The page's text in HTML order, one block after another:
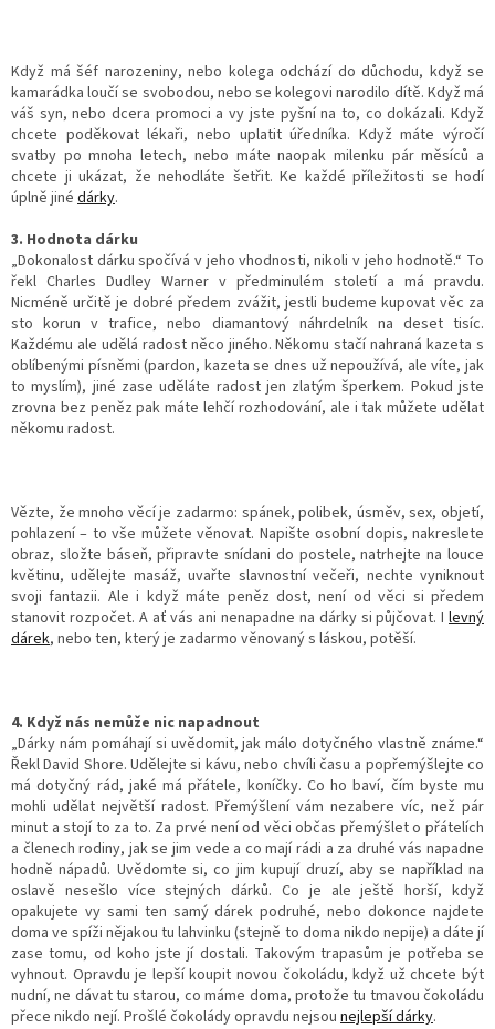
Když má šéf narozeniny, nebo kolega odchází do důchodu, když se
kamarádka loučí se svobodou, nebo se kolegovi narodilo dítě. Když má
váš syn, nebo dcera promoci a vy jste pyšní na to, co dokázali. Když
chcete poděkovat lékaři, nebo uplatit úředníka. Když máte výročí
svatby po mnoha letech, nebo máte naopak milenku pár měsíců a
chcete ji ukázat, že nehodláte šetřit. Ke každé příležitosti se hodí
úplně jiné dárky.
3. Hodnota dárku
„Dokonalost dárku spočívá v jeho vhodnosti, nikoli v jeho hodnotě.“ To
řekl Charles Dudley Warner v předminulém století a má pravdu.
Nicméně určitě je dobré předem zvážit, jestli budeme kupovat věc za
sto korun v trafice, nebo diamantový náhrdelník na deset tisíc.
Každému ale udělá radost něco jiného. Někomu stačí nahraná kazeta s
oblíbenými písněmi (pardon, kazeta se dnes už nepoužívá, ale víte, jak
to myslím), jiné zase uděláte radost jen zlatým šperkem. Pokud jste
zrovna bez peněz pak máte lehčí rozhodování, ale i tak můžete udělat
někomu radost.
Vězte, že mnoho věcí je zadarmo: spánek, polibek, úsměv, sex, objetí,
pohlazení – to vše můžete věnovat. Napište osobní dopis, nakreslete
obraz, složte báseň, připravte snídani do postele, natrhejte na louce
květinu, udělejte masáž, uvařte slavnostní večeři, nechte vyniknout
svoji fantazii. Ale i když máte peněz dost, není od věci si předem
stanovit rozpočet. A ať vás ani nenapadne na dárky si půjčovat. I levný
dárek, nebo ten, který je zadarmo věnovaný s láskou, potěší.
4. Když nás nemůže nic napadnout
„Dárky nám pomáhají si uvědomit, jak málo dotyčného vlastně známe.“
Řekl David Shore. Udělejte si kávu, nebo chvíli času a popřemýšlejte co
má dotyčný rád, jaké má přátele, koníčky. Co ho baví, čím byste mu
mohli udělat největší radost. Přemýšlení vám nezabere víc, než pár
minut a stojí to za to. Za prvé není od věci občas přemýšlet o přátelích
a členech rodiny, jak se jim vede a co mají rádi a za druhé vás napadne
hodně nápadů. Uvědomte si, co jim kupují druzí, aby se například na
oslavě nesešlo více stejných dárků. Co je ale ještě horší, když
opakujete vy sami ten samý dárek podruhé, nebo dokonce najdete
doma ve spíži nějakou tu lahvinku (stejně to doma nikdo nepije) a dáte jí
zase tomu, od koho jste jí dostali. Takovým trapasům je potřeba se
vyhnout. Opravdu je lepší koupit novou čokoládu, když už chcete být
nudní, ne dávat tu starou, co máme doma, protože tu tmavou čokoládu
přece nikdo nejí. Prošlé čokolády opravdu nejsou nejlepší dárky.